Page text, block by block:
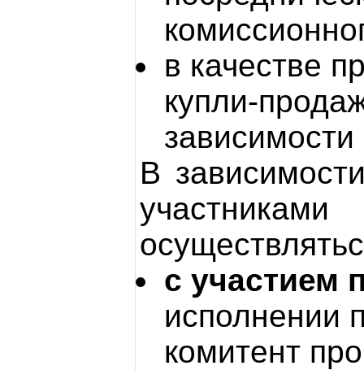
в качестве
купли-
В
с участием
исполнении
комитент